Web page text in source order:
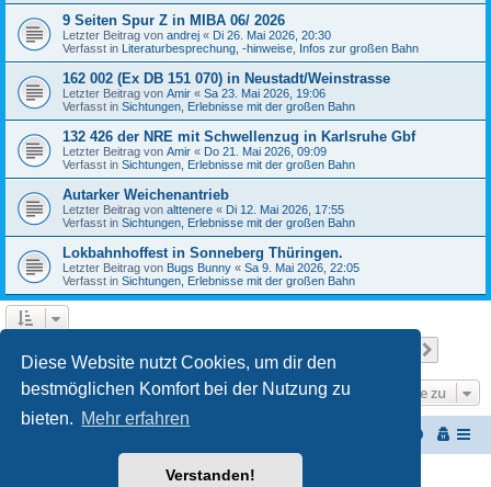
Diese Website nutzt Cookies, um dir den
bestmöglichen Komfort bei der Nutzung zu
bieten. Mehr erfahren
Verstanden!
9 Seiten Spur Z in MIBA 06/ 2026
Letzter Beitrag von andrej « Di 26. Mai 2026, 20:30
Verfasst in Literaturbesprechung, -hinweise, Infos zur großen Bahn
162 002 (Ex DB 151 070) in Neustadt/Weinstrasse
Letzter Beitrag von Amir « Sa 23. Mai 2026, 19:06
Verfasst in Sichtungen, Erlebnisse mit der großen Bahn
132 426 der NRE mit Schwellenzug in Karlsruhe Gbf
Letzter Beitrag von Amir « Do 21. Mai 2026, 09:09
Verfasst in Sichtungen, Erlebnisse mit der großen Bahn
Autarker Weichenantrieb
Letzter Beitrag von alttenere « Di 12. Mai 2026, 17:55
Verfasst in Sichtungen, Erlebnisse mit der großen Bahn
Lokbahnhoffest in Sonneberg Thüringen.
Letzter Beitrag von Bugs Bunny « Sa 9. Mai 2026, 22:05
Verfasst in Sichtungen, Erlebnisse mit der großen Bahn
Gehe zu
Powered byphpBB® Forum Software © phpBB Limited